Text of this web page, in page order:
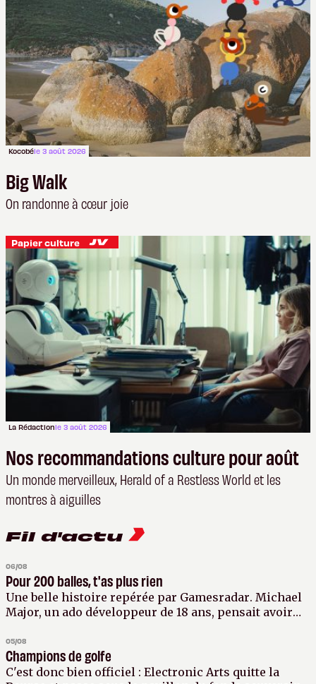
Kocobéle 3 août 2026
Big Walk
On randonne à cœur joie
Papier culture
La Rédactionle 3 août 2026
Nos recommandations culture pour août
Un monde merveilleux, Herald of a Restless World et les
montres à aiguilles
Fil d'actu
06/08
Pour 200 balles, t'as plus rien
Une belle histoire repérée par Gamesradar. Michael
Major, un ado développeur de 18 ans, pensait avoir
Steam un assemblage bancal d'assets intitulé sans
détourThis Game Costs $200
autorisé par la plateforme. Contre toute attente, le
05/08
Champions de golfe
C'est donc bien officiel : Electronic Arts quitte la